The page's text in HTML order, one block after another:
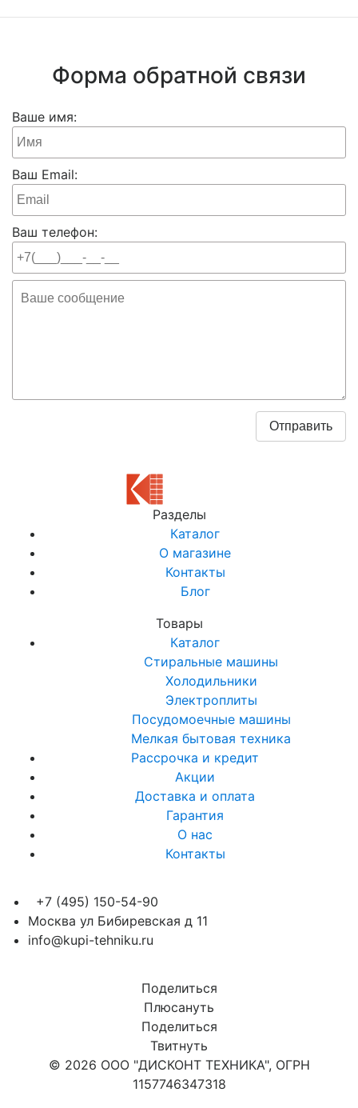
Форма обратной связи
Ваше имя:
Ваш Email:
Ваш телефон:
Разделы
Каталог
О магазине
Контакты
Блог
Товары
Каталог
Стиральные машины
Холодильники
Электроплиты
Посудомоечные машины
Мелкая бытовая техника
Рассрочка и кредит
Акции
Доставка и оплата
Гарантия
О нас
Контакты
+7 (495) 150-54-90
Москва ул Бибиревская д 11
info@kupi-tehniku.ru
Поделиться
Плюсануть
Поделиться
Твитнуть
© 2026 ООО "ДИСКОНТ ТЕХНИКА", ОГРН
1157746347318